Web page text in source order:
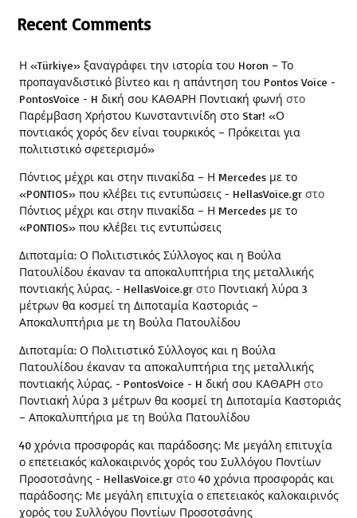
Recent Comments
Η «Türkiye» ξαναγράφει την ιστορία του Horon – Το
προπαγανδιστικό βίντεο και η απάντηση του Pontos Voice -
PontosVoice - H δική σου ΚΑΘΑΡΗ Ποντιακή φωνή στο
Παρέμβαση Χρήστου Κωνσταντινίδη στο Star! «Ο
ποντιακός χορός δεν είναι τουρκικός – Πρόκειται για
πολιτιστικό σφετερισμό»
Πόντιος μέχρι και στην πινακίδα – Η Mercedes με το
«PONTIOS» που κλέβει τις εντυπώσεις - HellasVoice.gr στο
Πόντιος μέχρι και στην πινακίδα – Η Mercedes με το
«PONTIOS» που κλέβει τις εντυπώσεις
Διποταμία: Ο Πολιτιστικός Σύλλογος και η Βούλα
Πατουλίδου έκαναν τα αποκαλυπτήρια της μεταλλικής
ποντιακής λύρας. - HellasVoice.gr στο Ποντιακή λύρα 3
μέτρων θα κοσμεί τη Διποταμία Καστοριάς –
Αποκαλυπτήρια με τη Βούλα Πατουλίδου
Διποταμία: Ο Πολιτιστικό Σύλλογος και η Βούλα
Πατουλίδου έκαναν τα αποκαλυπτήρια της μεταλλικής
ποντιακής λύρας. - PontosVoice - H δική σου ΚΑΘΑΡΗ στο
Ποντιακή λύρα 3 μέτρων θα κοσμεί τη Διποταμία Καστοριάς
– Αποκαλυπτήρια με τη Βούλα Πατουλίδου
40 χρόνια προσφοράς και παράδοσης: Με μεγάλη επιτυχία
ο επετειακός καλοκαιρινός χορός του Συλλόγου Ποντίων
Προσοτσάνης - HellasVoice.gr στο 40 χρόνια προσφοράς και
παράδοσης: Με μεγάλη επιτυχία ο επετειακός καλοκαιρινός
χορός του Συλλόγου Ποντίων Προσοτσάνης